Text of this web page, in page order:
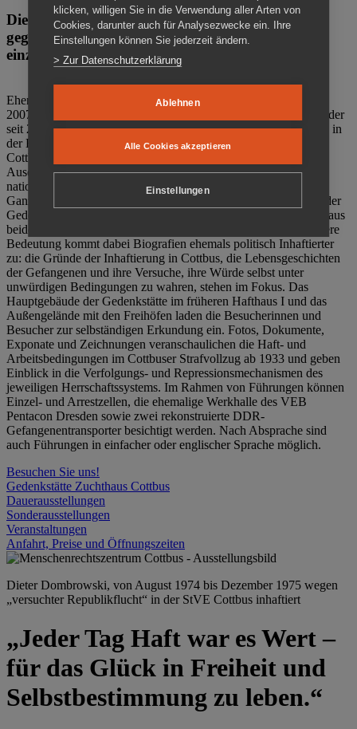
Die Gedenkstätte Zuchthaus Cottbus ist ein Ort
gegen das Vergessen. Anschaulich, nah und
einzigartig.
Ehemalige politische Häftlinge der DDR gründeten im Oktober
2007 den Verein Menschenrechtszentrum Cottbus e. V. (MRZ), der
seit 2011 Eigentümer des ehemaligen Gefängnisses (1860-2002) in
der Bautzener Straße und Träger der Gedenkstätte Zuchthaus
Cottbus ist. Im Zentrum der Arbeit der Gedenkstätte steht die
Auseinandersetzung mit politischem Unrecht während der
nationalsozialistischen Terrorherrschaft und der SED-Diktatur.
Ganzjährig zeigen mehrere Dauer- und Sonderausstellungen in der
Gedenkstätte Zuchthaus Cottbus Beispiele politischen Unrechts aus
beiden deutschen Diktaturen des 20. Jahrhunderts. Eine besondere
Bedeutung kommt dabei Biografien ehemals politisch Inhaftierter
zu: die Gründe der Inhaftierung in Cottbus, die Lebensgeschichten
der Gefangenen und ihre Versuche, ihre Würde selbst unter
unwürdigen Bedingungen zu wahren, stehen im Fokus. Das
Hauptgebäude der Gedenkstätte im früheren Hafthaus I und das
Außengelände mit den Freihöfen laden die Besucherinnen und
Besucher zur selbständigen Erkundung ein. Fotos, Dokumente,
Exponate und Zeichnungen veranschaulichen die Haft- und
Arbeitsbedingungen im Cottbuser Strafvollzug ab 1933 und geben
Einblick in die Verfolgungs- und Repressionsmechanismen des
jeweiligen Herrschaftssystems. Im Rahmen von Führungen können
Einzel- und Arrestzellen, die ehemalige Werkhalle des VEB
Pentacon Dresden sowie zwei rekonstruierte DDR-
Gefangenentransporter besichtigt werden. Nach Absprache sind
auch Führungen in einfacher oder englischer Sprache möglich.
Besuchen Sie uns!
Gedenkstätte Zuchthaus Cottbus
Dauerausstellungen
Sonderausstellungen
Veranstaltungen
Anfahrt, Preise und Öffnungszeiten
Dieter Dombrowski, von August 1974 bis Dezember 1975 wegen
„versuchter Republikflucht“ in der StVE Cottbus inhaftiert
„Jeder Tag Haft war es Wert –
für das Glück in Freiheit und
Selbstbestimmung zu leben.“
klicken, willigen Sie in die Verwendung aller Arten von
Cookies, darunter auch für Analysezwecke ein. Ihre
Einstellungen können Sie jederzeit ändern.
> Zur Datenschutzerklärung
Ablehnen
Alle Cookies akzeptieren
Einstellungen